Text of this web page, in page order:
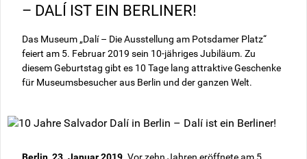
– DALÍ IST EIN BERLINER!
Das Museum „Dalí – Die Ausstellung am Potsdamer Platz“
feiert am 5. Februar 2019 sein 10-jähriges Jubiläum. Zu
diesem Geburtstag gibt es 10 Tage lang attraktive Geschenke
für Museumsbesucher aus Berlin und der ganzen Welt.